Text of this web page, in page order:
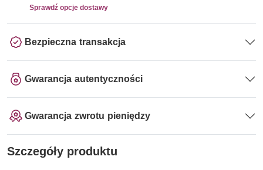
Sprawdź opcje dostawy
Bezpieczna transakcja
Gwarancja autentyczności
Gwarancja zwrotu pieniędzy
Szczegóły produktu